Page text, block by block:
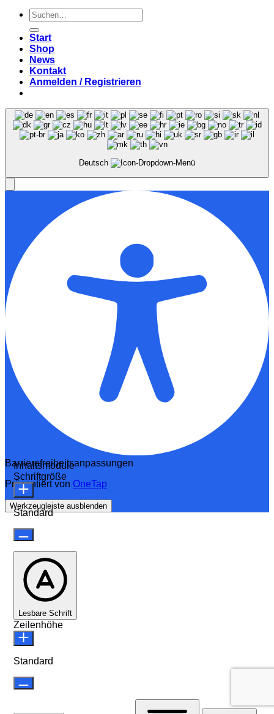
Suchen
nach:
Start
Shop
News
Kontakt
Anmelden / Registrieren
Deutsch
Barrierefreiheitsanpassungen
Präsentiert von OneTap
Werkzeugleiste ausblenden
Inhaltsmodule
Schriftgröße
Standard
Lesbare Schrift
Zeilenhöhe
Standard